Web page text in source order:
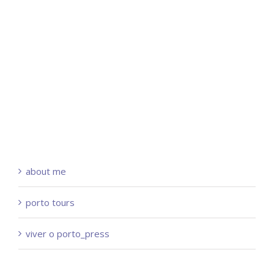
about me
porto tours
viver o porto_press